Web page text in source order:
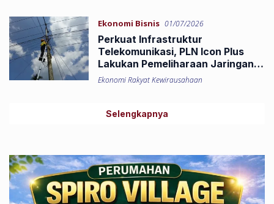
Ekonomi Bisnis 01/07/2026
Perkuat Infrastruktur
Telekomunikasi, PLN Icon Plus
Lakukan Pemeliharaan Jaringan
Fiber Optik di Dumai
Ekonomi Rakyat Kewirausahaan
Selengkapnya